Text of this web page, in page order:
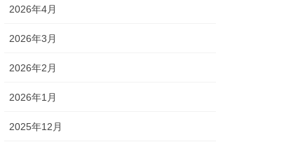
2026年4月
2026年3月
2026年2月
2026年1月
2025年12月